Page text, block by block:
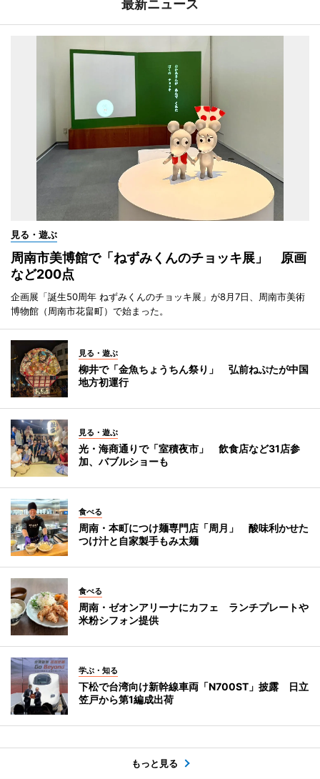
最新ニュース
見る・遊ぶ
周南市美博館で「ねずみくんのチョッキ展」 原画
など200点
企画展「誕生50周年 ねずみくんのチョッキ展」が8月7日、周南市美術
博物館（周南市花畠町）で始まった。
見る・遊ぶ
柳井で「金魚ちょうちん祭り」 弘前ねぷたが中国
地方初運行
見る・遊ぶ
光・海商通りで「室積夜市」 飲食店など31店参
加、バブルショーも
食べる
周南・本町につけ麺専門店「周月」 酸味利かせた
つけ汁と自家製手もみ太麺
食べる
周南・ゼオンアリーナにカフェ ランチプレートや
米粉シフォン提供
学ぶ・知る
下松で台湾向け新幹線車両「N700ST」披露 日立
笠戸から第1編成出荷
もっと見る